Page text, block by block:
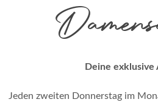
Deine exklusive
Jeden zweiten Donnerstag im